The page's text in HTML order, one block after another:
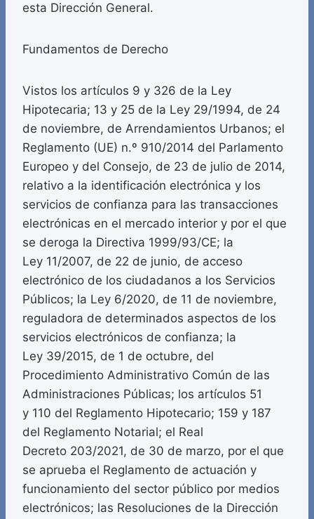
esta Dirección General.
Fundamentos de Derecho
Vistos los artículos 9 y 326 de la Ley
Hipotecaria; 13 y 25 de la Ley 29/1994, de 24
de noviembre, de Arrendamientos Urbanos; el
Reglamento (UE) n.º 910/2014 del Parlamento
Europeo y del Consejo, de 23 de julio de 2014,
relativo a la identificación electrónica y los
servicios de confianza para las transacciones
electrónicas en el mercado interior y por el que
se deroga la Directiva 1999/93/CE; la
Ley 11/2007, de 22 de junio, de acceso
electrónico de los ciudadanos a los Servicios
Públicos; la Ley 6/2020, de 11 de noviembre,
reguladora de determinados aspectos de los
servicios electrónicos de confianza; la
Ley 39/2015, de 1 de octubre, del
Procedimiento Administrativo Común de las
Administraciones Públicas; los artículos 51
y 110 del Reglamento Hipotecario; 159 y 187
del Reglamento Notarial; el Real
Decreto 203/2021, de 30 de marzo, por el que
se aprueba el Reglamento de actuación y
funcionamiento del sector público por medios
electrónicos; las Resoluciones de la Dirección